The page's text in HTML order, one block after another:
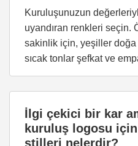
Kuruluşunuzun
uyandıran renkleri seçin.
sakinlik için, yeşiller
sıcak tonlar şefkat ve
İlgi çekici bir kar
kuruluş logosu
stilleri nelerdir?